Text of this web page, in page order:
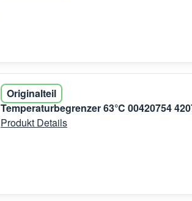
Originalteil
Temperaturbegrenzer 63°C 00420754
Produkt Details